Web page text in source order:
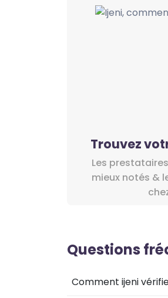
Trouvez
Les prestataires et les services les
mieux notés &
Questions
Comment ijeni